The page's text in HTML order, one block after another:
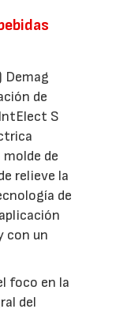
Demag
de
S
de
relieve la
de
con un
foco en la
del